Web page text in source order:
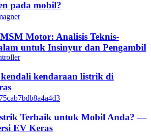
pada mobil?
Motor: Analisis Teknis-
untuk Insinyur dan Pengambil
kendali kendaraan listrik di
Terbaik untuk Mobil Anda? —
EV Keras